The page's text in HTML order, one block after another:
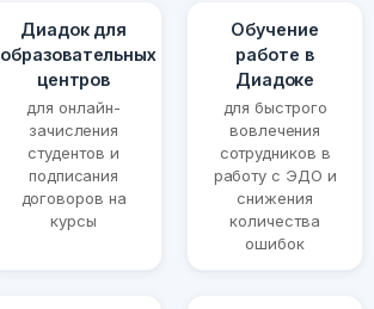
Диадок для
образовательных
центров
для онлайн-
зачисления
студентов и
подписания
договоров на
курсы
Обучение
работе в
Диадоке
для быстрого
вовлечения
сотрудников в
работу с ЭДО и
снижения
количества
ошибок